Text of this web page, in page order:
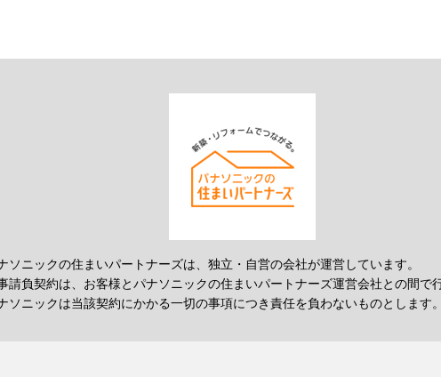
ソニックの住まいパートナーズは、独立・自営の会社が運営しています。
請負契約は、お客様とパナソニックの住まいパートナーズ運営会社との間で
ソニックは当該契約にかかる一切の事項につき責任を負わないものとします